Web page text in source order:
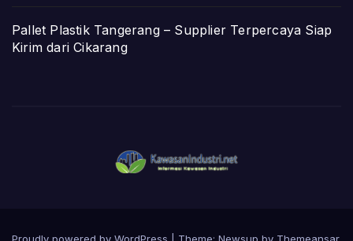
Pallet Plastik Tangerang – Supplier Terpercaya Siap
Kirim dari Cikarang